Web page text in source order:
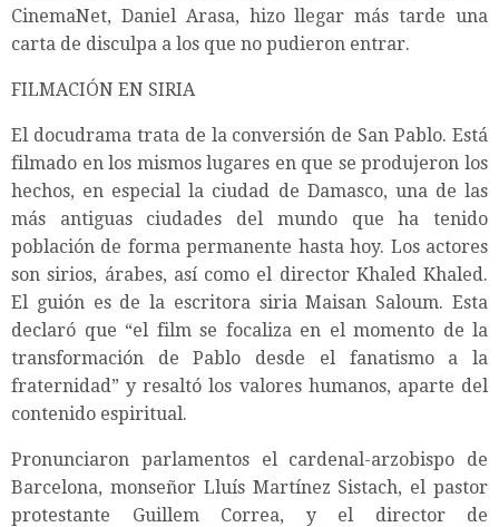
CinemaNet, Daniel Arasa, hizo llegar más tarde una
carta de disculpa a los que no pudieron entrar.
FILMACIÓN EN SIRIA
El docudrama trata de la conversión de San Pablo. Está
filmado en los mismos lugares en que se produjeron los
hechos, en especial la ciudad de Damasco, una de las
más antiguas ciudades del mundo que ha tenido
población de forma permanente hasta hoy. Los actores
son sirios, árabes, así como el director Khaled Khaled.
El guión es de la escritora siria Maisan Saloum. Esta
declaró que “el film se focaliza en el momento de la
transformación de Pablo desde el fanatismo a la
fraternidad” y resaltó los valores humanos, aparte del
contenido espiritual.
Pronunciaron parlamentos el cardenal-arzobispo de
Barcelona, monseñor Lluís Martínez Sistach, el pastor
protestante Guillem Correa, y el director de